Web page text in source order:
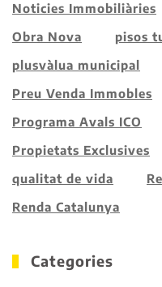
Noticies Immobiliàries
Obra Nova
pisos
plusvàlua municipal
Preu Venda Immobles
Programa Avals ICO
Propietats Exclusives
qualitat de vida
Renda Catalunya
Categories